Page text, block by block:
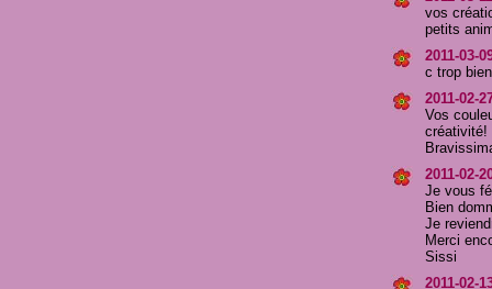
vos
petits
2011-03-
c trop
2011-02-
Vos
créativité!
2011-02-
Je vous
Bien
Je
Merci
Sissi
2011-02-